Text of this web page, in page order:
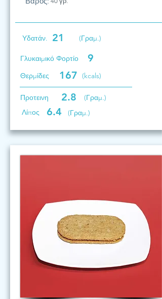
Υδατάν. 21 (Γραμ.)
Γλυκαιμικό Φορτίο 9
Θερμίδες 167 (kcals)
Προτεινη 2.8
(Γραμ.)
Λίπος
6.4 (Γραμ.)